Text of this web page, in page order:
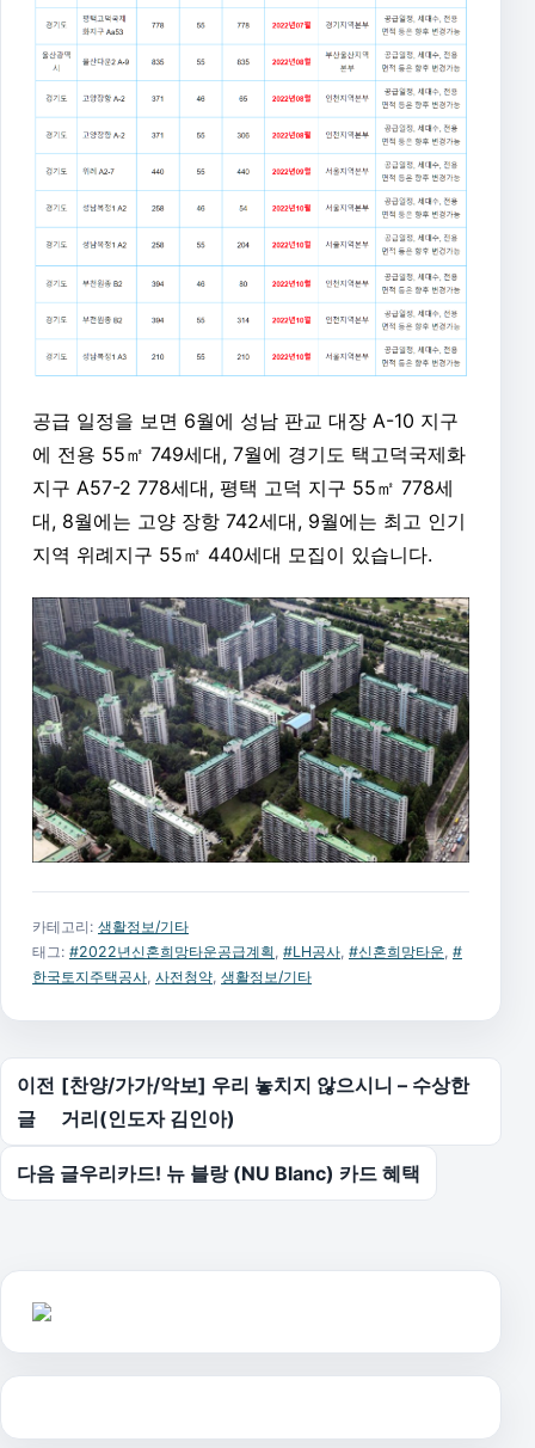
공급 일정을 보면 6월에 성남 판교 대장 A-10 지구
에 전용 55㎡ 749세대, 7월에 경기도 택고덕국제화
지구 A57-2 778세대, 평택 고덕 지구 55㎡ 778세
대, 8월에는 고양 장항 742세대, 9월에는 최고 인기
지역 위례지구 55㎡ 440세대 모집이 있습니다.
카테고리: 생활정보/기타
태그: #2022년신혼희망타운공급계획, #LH공사, #신혼희망타운, #
한국토지주택공사, 사전청약, 생활정보/기타
글 탐색
이전
글
[찬양/가가/악보] 우리 놓치지 않으시니 – 수상한
거리(인도자 김인아)
다음 글우리카드! 뉴 블랑 (NU Blanc) 카드 혜택